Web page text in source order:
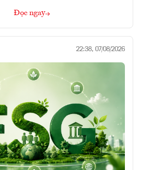
Đọc ngay
22:38, 07/08/2026